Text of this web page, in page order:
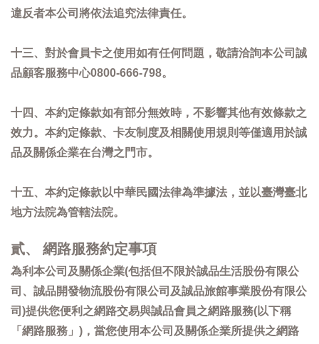
違反者本公司將依法追究法律責任。
十三、對於會員卡之使用如有任何問題，敬請洽詢本公司誠
品顧客服務中心0800-666-798。
十四、本約定條款如有部分無效時，不影響其他有效條款之
效力。本約定條款、卡友制度及相關使用規則等僅適用於誠
品及關係企業在台灣之門市。
十五、本約定條款以中華民國法律為準據法，並以臺灣臺北
地方法院為管轄法院。
貳、 網路服務約定事項
為利本公司及關係企業(包括但不限於誠品生活股份有限公
司、誠品開發物流股份有限公司及誠品旅館事業股份有限公
司)提供您便利之網路交易與誠品會員之網路服務(以下稱
「網路服務」)，當您使用本公司及關係企業所提供之網路